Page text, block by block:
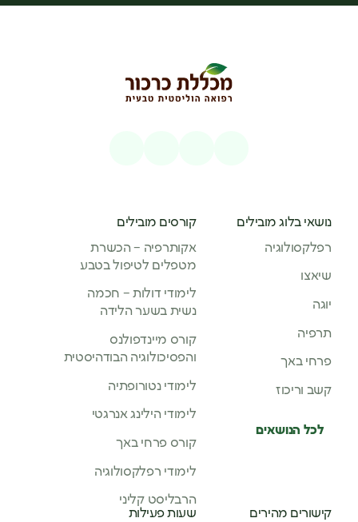
נושאי בלוג מובילים
רפלקסולוגיה
שיאצו
יוגה
תרפיה
פרחי באך
קשב וריכוז
לכל הנושאים
קורסים מובילים
אקותרפיה – הכשרת
מטפלים לטיפול בטבע
לימודי דולות – חכמה
נשית בשער הלידה
קורס מיינדפולנס
והפסיכולוגיה הבודהיסטית
לימודי נטורופתיה
לימודי הילינג אנרגטי
קורס פרחי באך
לימודי רפלקסולוגיה
הרבליסט קליני
קישורים מהירים
שעות פעילות